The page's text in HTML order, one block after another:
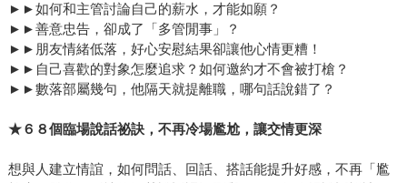
►►如何和主管討論自己的薪水，才能如願？
►►善意忠告，卻成了「多管閒事」？
►►朋友情緒低落，好心安慰結果卻讓他心情更糟！
►►自己喜歡的對象怎麼追求？如何邀約才不會被打槍？
►►數落部屬幾句，他隔天就提離職，哪句話說錯了？
★６８個臨場說話祕訣，不再冷場尷尬，讓交情更深
想與人建立情誼，如何問話、回話、搭話能提升好感，不再「尷